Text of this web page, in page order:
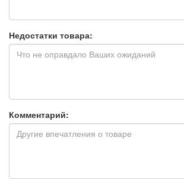
Недостатки товара:
Комментарий: